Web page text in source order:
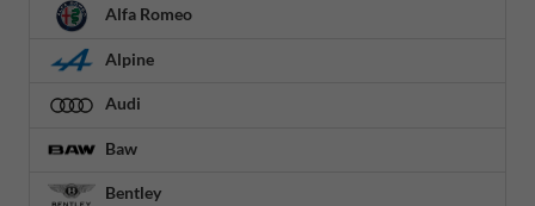
Alfa Romeo
Alpine
Audi
Baw
Bentley